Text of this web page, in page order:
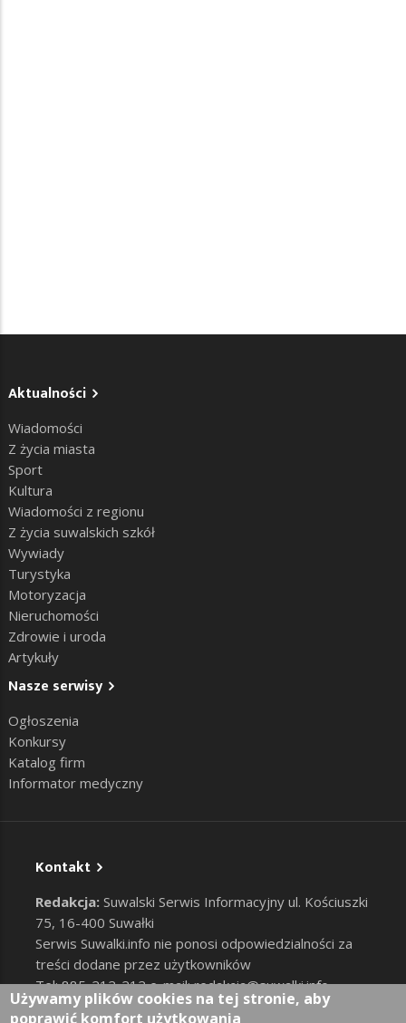
Aktualności
Wiadomości
Z życia miasta
Sport
Kultura
Wiadomości z regionu
Z życia suwalskich szkół
Wywiady
Turystyka
Motoryzacja
Nieruchomości
Zdrowie i uroda
Artykuły
Nasze serwisy
Ogłoszenia
Konkursy
Katalog firm
Informator medyczny
Kontakt
Redakcja: Suwalski Serwis Informacyjny ul. Kościuszki
75, 16-400 Suwałki
Serwis Suwalki.info nie ponosi odpowiedzialności za
treści dodane przez użytkowników
Tel: 885-212-212 e-mail:redakcja@suwalki.info,
reklama@suwalki.info
Używamy plików cookies na tej stronie, aby
poprawić komfort użytkowania